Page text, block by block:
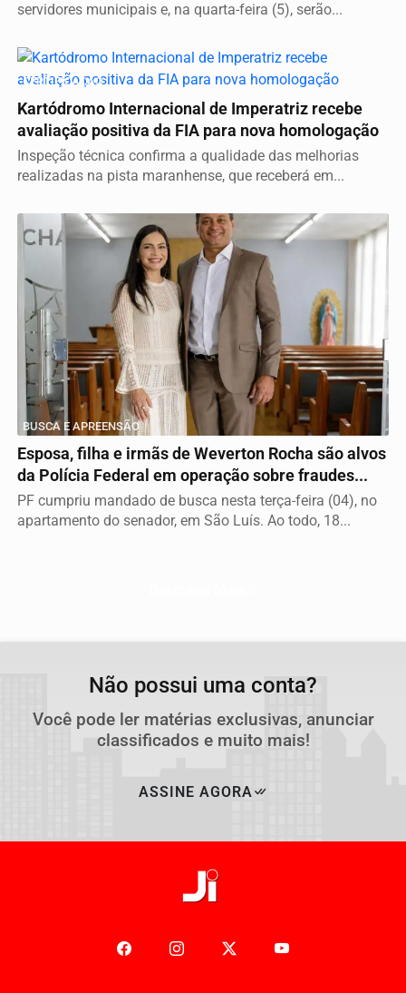
servidores municipais e, na quarta-feira (5), serão...
CERTIFICAÇÃO
Kartódromo Internacional de Imperatriz recebe
avaliação positiva da FIA para nova homologação
Inspeção técnica confirma a qualidade das melhorias
realizadas na pista maranhense, que receberá em...
BUSCA E APREENSÃO
Esposa, filha e irmãs de Weverton Rocha são alvos
da Polícia Federal em operação sobre fraudes...
PF cumpriu mandado de busca nesta terça-feira (04), no
apartamento do senador, em São Luís. Ao todo, 18...
Não possui uma conta?
Você pode ler matérias exclusivas, anunciar
classificados e muito mais!
ASSINE AGORA